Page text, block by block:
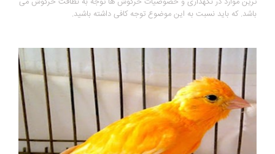
باشد. که باید نسبت به این موضوع توجه کافی داشته باشید.